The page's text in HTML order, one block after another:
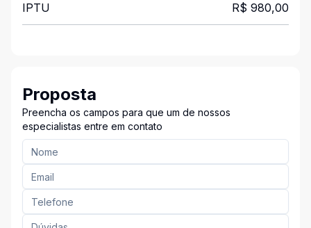
IPTU R$ 980,00
Proposta
Preencha os campos para que um de nossos
especialistas entre em contato